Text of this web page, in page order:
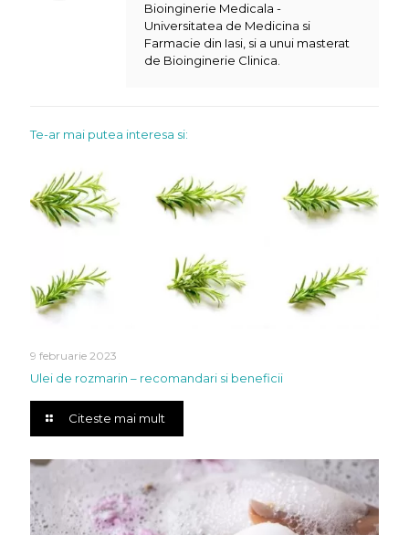
Bioinginerie Medicala -
Universitatea de Medicina si
Farmacie din Iasi, si a unui masterat
de Bioinginerie Clinica.
Te-ar mai putea interesa si:
9 februarie 2023
Ulei de rozmarin – recomandari si beneficii
Citeste mai mult